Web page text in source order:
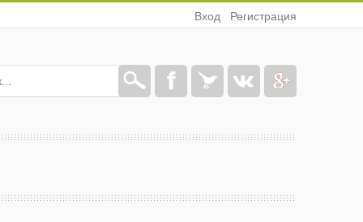
Вход Регистрация